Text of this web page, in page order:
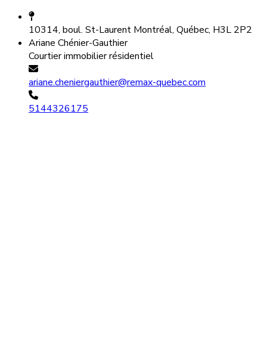
10314, boul. St-Laurent Montréal, Québec, H3L 2P2
Ariane Chénier-Gauthier
Courtier immobilier résidentiel
ariane.cheniergauthier@remax-quebec.com
5144326175